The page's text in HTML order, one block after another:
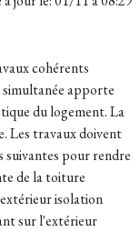
cohérents
apporte
du logement. La
Les travaux doivent
suivantes pour rendre
de la toiture
isolation
sur l'extérieur